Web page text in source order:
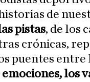
de
pistas, de los
crónicas,
puentes entre
los